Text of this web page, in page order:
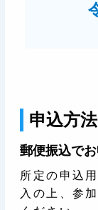
申込方法
郵便振込で
所定の申込
入の上、参